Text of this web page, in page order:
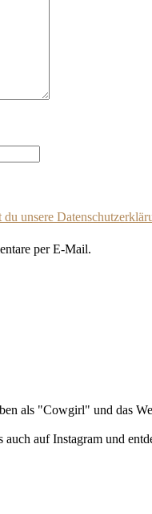
unsere
per E-Mail.
als "Cowgirl" und das
auf Instagram und